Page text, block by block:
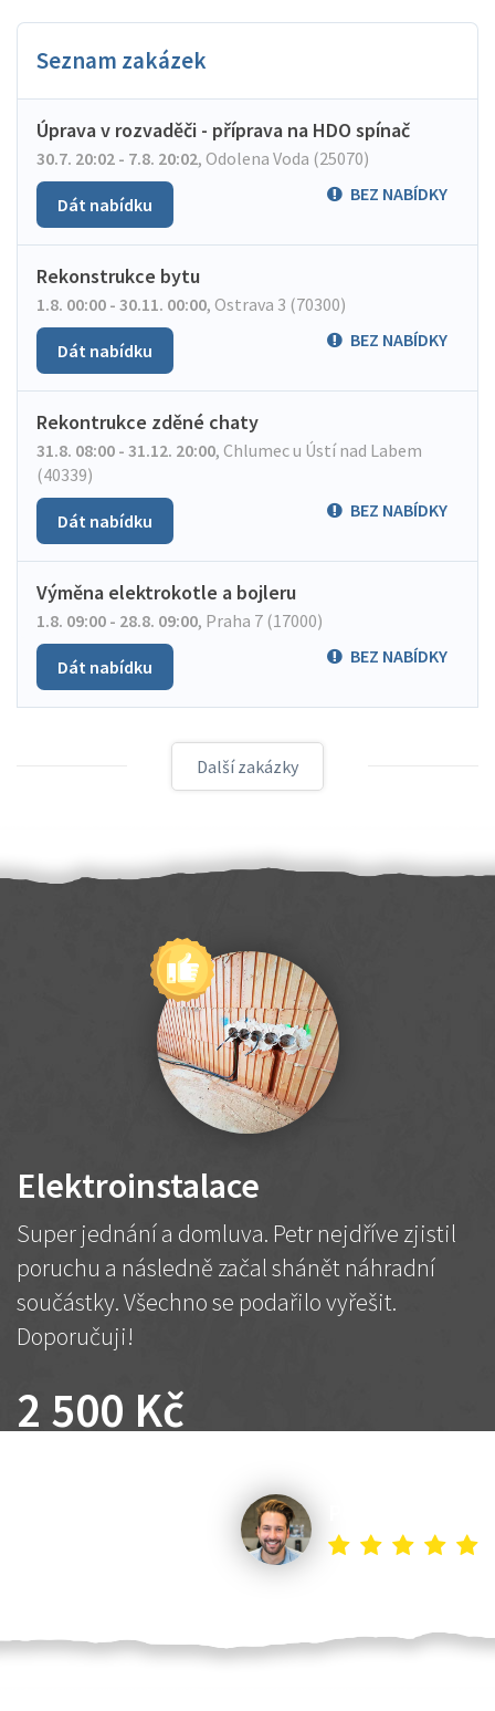
Seznam zakázek
Úprava v rozvaděči - příprava na HDO spínač
30.7. 20:02 - 7.8. 20:02, Odolena Voda (25070)
BEZ NABÍDKY
Dát nabídku
Rekonstrukce bytu
1.8. 00:00 - 30.11. 00:00, Ostrava 3 (70300)
BEZ NABÍDKY
Dát nabídku
Rekontrukce zděné chaty
31.8. 08:00 - 31.12. 20:00, Chlumec u Ústí nad Labem
(40339)
BEZ NABÍDKY
Dát nabídku
Výměna elektrokotle a bojleru
1.8. 09:00 - 28.8. 09:00, Praha 7 (17000)
BEZ NABÍDKY
Dát nabídku
Další zakázky
Elektroinstalace
Super jednání a domluva. Petr nejdříve zjistil
poruchu a následně začal shánět náhradní
součástky. Všechno se podařilo vyřešit.
Doporučuji!
2 500 Kč